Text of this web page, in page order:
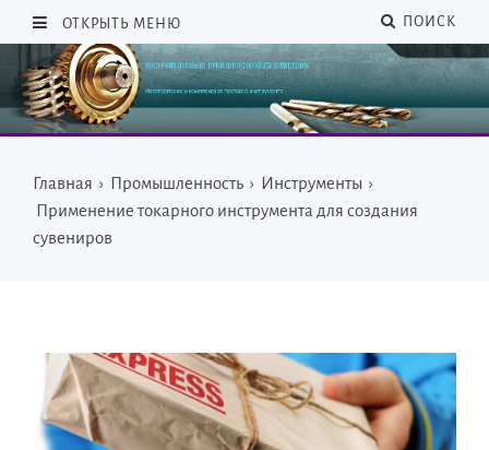
ОТКРЫТЬ МЕНЮ ПОИСК
Главная › Промышленность › Инструменты ›
Применение токарного инструмента для создания
сувениров